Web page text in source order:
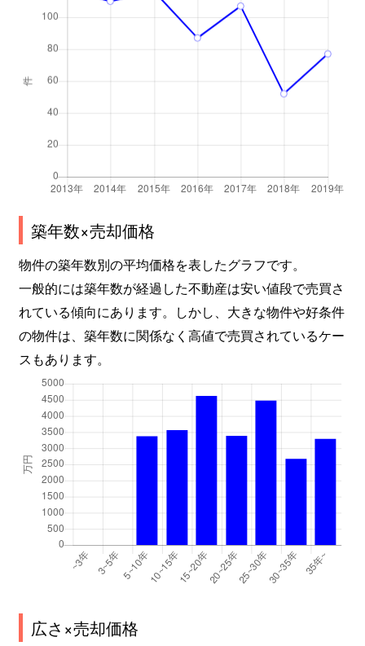
築年数×売却価格
物件の築年数別の平均価格を表したグラフです。
一般的には築年数が経過した不動産は安い値段で売買さ
れている傾向にあります。しかし、大きな物件や好条件
の物件は、築年数に関係なく高値で売買されているケー
スもあります。
広さ×売却価格